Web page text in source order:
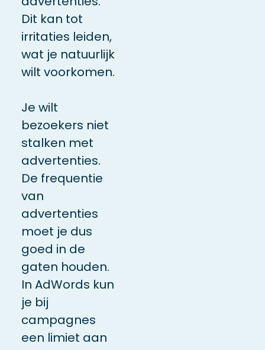
Dit kan tot
irritaties leiden,
wat je natuurlijk
wilt voorkomen.
Je wilt
bezoekers niet
stalken met
advertenties.
De frequentie
van
advertenties
moet je dus
goed in de
gaten houden.
In AdWords kun
je bij
campagnes
een limiet aan